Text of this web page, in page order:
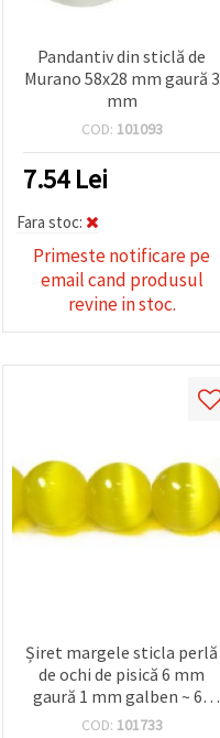
Pandantiv din sticlă de
Murano 58x28 mm gaură 3
mm
COD: 101093
7.54Lei
Fara stoc:
Primeste notificare pe
email cand produsul
revine in stoc.
Șiret margele sticla perlă
de ochi de pisică 6 mm
gaură 1 mm galben ~ 66
bucăți
COD: 101733